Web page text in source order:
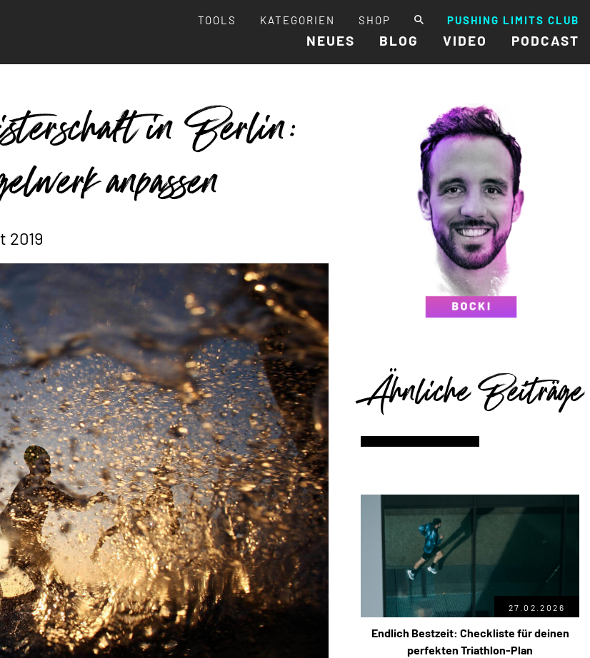
TOOLS KATEGORIEN SHOP PUSHING LIMITS CLUB
NEUES BLOG VIDEO PODCAST
in Berlin:
anpassen
2019
Ähnliche Beiträge
27.02.2026
Endlich Bestzeit: Checkliste für deinen
perfekten Triathlon-Plan